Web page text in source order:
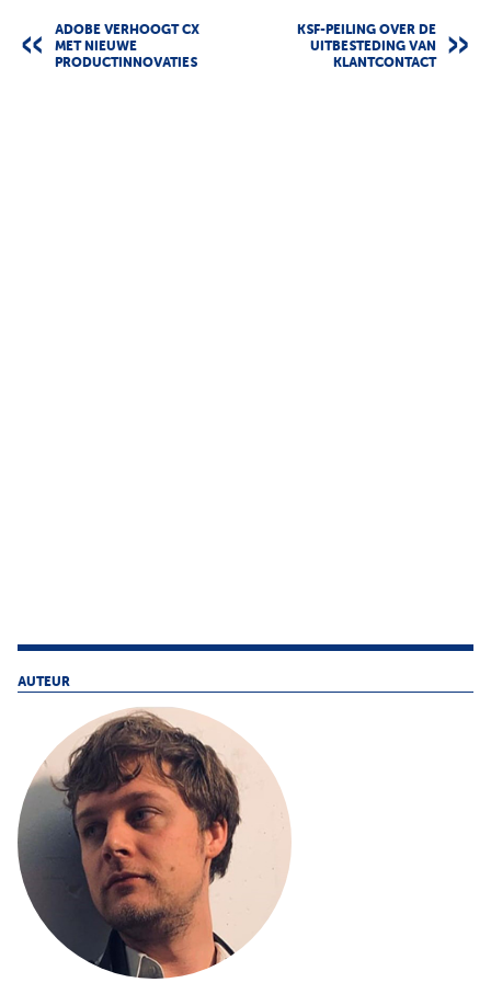
ADOBE VERHOOGT CX
MET NIEUWE
PRODUCTINNOVATIES
KSF-PEILING OVER DE
UITBESTEDING VAN
KLANTCONTACT
AUTEUR